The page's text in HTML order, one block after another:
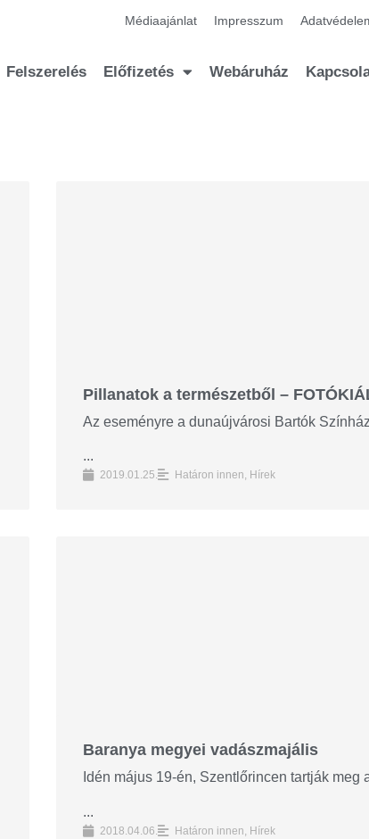
Médiaajánlat Impresszum
Felszerelés Előfizetés Webáruház
Pillanatok a természetből –
Az eseményre a dunaújvárosi Bartók
...
2019.01.25. Határon innen, Hírek
Baranya megyei vadászmajális
Idén május 19-én, Szentlőrincen tartják
...
2018.04.06. Határon innen Hírek